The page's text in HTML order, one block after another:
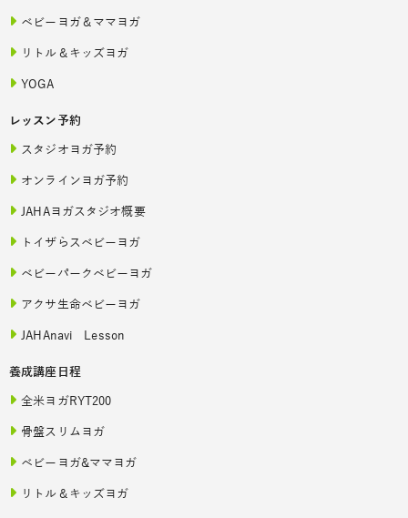
ベビーヨガ＆ママヨガ
リトル＆キッズヨガ
YOGA
レッスン予約
スタジオヨガ予約
オンラインヨガ予約
JAHAヨガスタジオ概要
トイザらスベビーヨガ
ベビーパークベビーヨガ
アクサ生命ベビーヨガ
JAHAnavi Lesson
養成講座日程
全米ヨガRYT200
骨盤スリムヨガ
ベビーヨガ&ママヨガ
リトル＆キッズヨガ